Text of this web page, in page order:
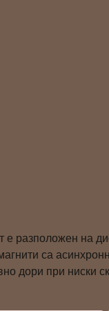
е разположен на
са
дори при ниски